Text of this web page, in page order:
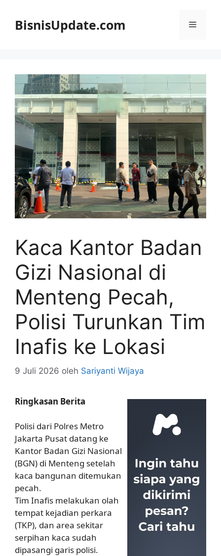
BisnisUpdate.com Menu
Kaca Kantor Badan
Gizi Nasional di
Menteng Pecah,
Polisi Turunkan Tim
Inafis ke Lokasi
9 Juli 2026 oleh Sariyanti Wijaya
Ringkasan Berita
Polisi dari Polres Metro
Jakarta Pusat datang ke
Kantor Badan Gizi Nasional
(BGN) di Menteng setelah
kaca bangunan ditemukan
pecah.
Tim Inafis melakukan olah
tempat kejadian perkara
(TKP), dan area sekitar
serpihan kaca sudah
dipasangi garis polisi.